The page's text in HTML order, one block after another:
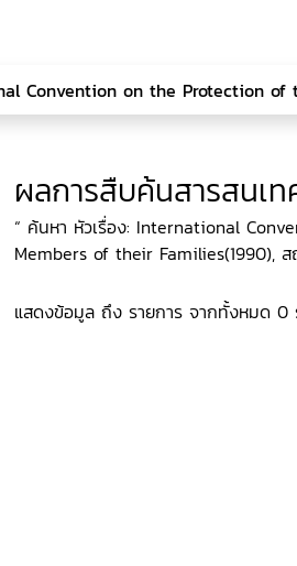
ผลการสืบค้นสารสนเ
“ ค้นหา หัวเรื่อง: International
Members of their Families(1990),
แสดงข้อมูล ถึง รายการ จากทั้งหมด 0